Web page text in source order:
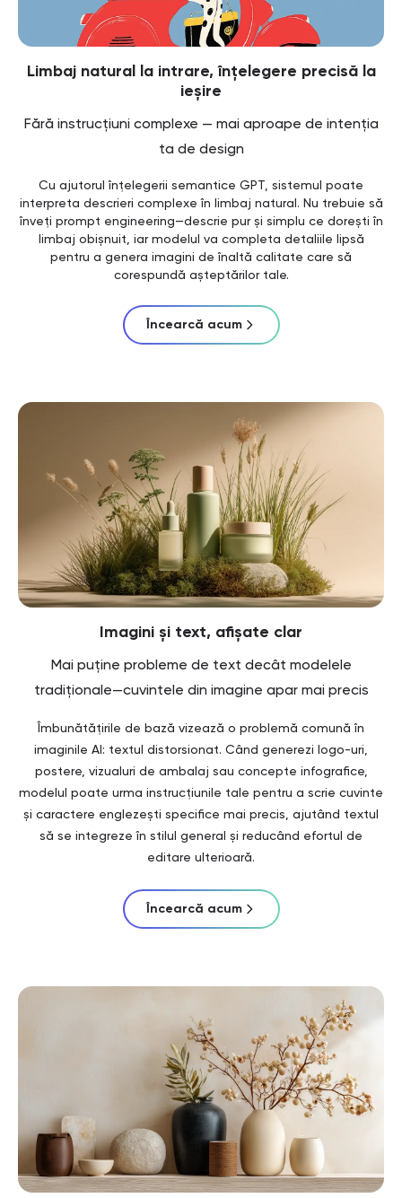
Limbaj natural la intrare, înțelegere precisă la
ieșire
Fără instrucțiuni complexe — mai aproape de intenția
ta de design
Cu ajutorul înțelegerii semantice GPT, sistemul poate
interpreta descrieri complexe în limbaj natural. Nu trebuie să
înveți prompt engineering—descrie pur și simplu ce dorești în
limbaj obișnuit, iar modelul va completa detaliile lipsă
pentru a genera imagini de înaltă calitate care să
corespundă așteptărilor tale.
Încearcă acum
Imagini și text, afișate clar
Mai puține probleme de text decât modelele
tradiționale—cuvintele din imagine apar mai precis
Îmbunătățirile de bază vizează o problemă comună în
imaginile AI: textul distorsionat. Când generezi logo-uri,
postere, vizualuri de ambalaj sau concepte infografice,
modelul poate urma instrucțiunile tale pentru a scrie cuvinte
și caractere englezești specifice mai precis, ajutând textul
să se integreze în stilul general și reducând efortul de
editare ulterioară.
Încearcă acum